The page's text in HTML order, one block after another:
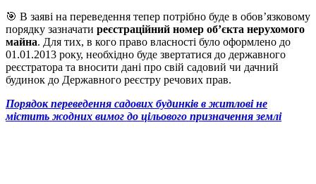
🎯 В заяві на переведення тепер потрібно буде в обов’язковому
порядку зазначати реєстраційний номер об’єкта нерухомого
майна. Для тих, в кого право власності було оформлено до
01.01.2013 року, необхідно буде звертатися до державного
реєстратора та вносити дані про свій садовий чи дачний
будинок до Державного реєстру речових прав.
Порядок переведення садових будинків в житлові не
містить жодних вимог до цільового призначення землі